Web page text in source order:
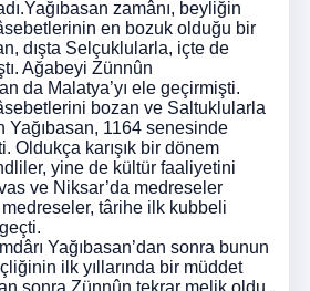
zamânı, beyliğin
en bozuk olduğu bir
dışta Selçuklularla, içte de
Ağabeyi Zünnûn
da Malatya’yı ele geçirmişti.
bozan ve Saltuklularla
Yağıbasan, 1164 senesinde
Oldukça karışık bir dönem
yine de kültür faaliyetini
ve Niksar’da medreseler
medreseler, târihe ilk kubbeli
Yağıbasan’dan sonra bunun
ilk yıllarında bir müddet
sonra Zünnûn tekrar melik oldu.